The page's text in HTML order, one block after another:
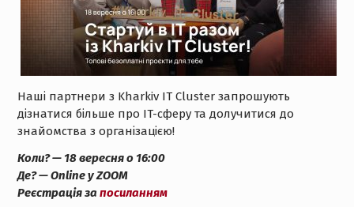
Наші партнери з Kharkiv IT Cluster запрошують
дізнатися більше про IT-сферу та долучитися до
знайомства з організацією!
Коли? — 18 вересня о 16:00
Де? — Online у ZOOM
Реєстрація за посиланням